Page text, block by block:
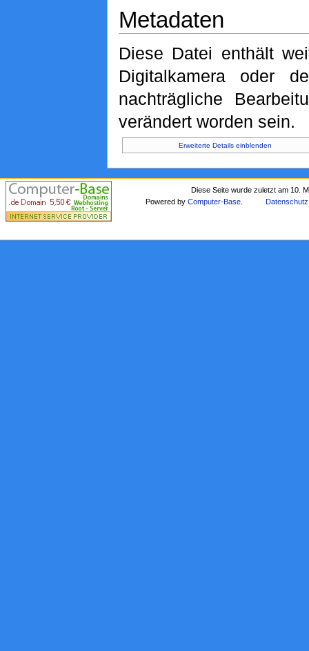
Metadaten
Diese Datei enthält
Digitalkamera oder
nachträgliche
verändert worden sein.
Erweiterte Details einblenden
Diese Seite wurde zuletzt am 10.
Powered byComputer-Base Datenschutz